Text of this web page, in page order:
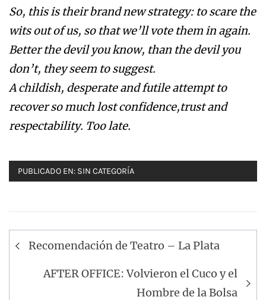
So, this is their brand new strategy: to scare the
wits out of us, so that we’ll vote them in again.
Better the devil you know, than the devil you
don’t, they seem to suggest.
A childish, desperate and futile attempt to
recover so much lost confidence,trust and
respectability. Too late.
PUBLICADO EN: SIN CATEGORÍA
Navegación
entradas
Recomendación de Teatro – La Plata
AFTER OFFICE: Volvieron el Cuco y el
Hombre de la Bolsa